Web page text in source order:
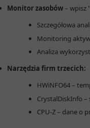
Monitor zasobów– wpisz
Szczegółowa
Monitoring
Analiza
Narzędzia firm trzecich:
HWiNFO64 –
CrystalDiskInfo
CPU-Z – dane o